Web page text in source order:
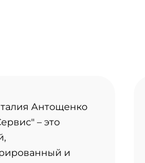
Антощенко
– это
и